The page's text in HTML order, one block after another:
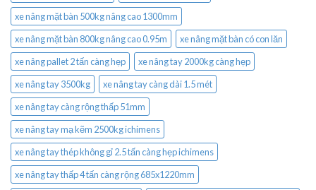
xe nâng mặt bàn 500kg nâng cao 1300mm
xe nâng mặt bàn 800kg nâng cao 0.95m
xe nâng mặt bàn có con lăn
xe nâng pallet 2 tấn càng hẹp
xe nâng tay 2000kg càng hẹp
xe nâng tay 3500kg
xe nâng tay càng dài 1.5 mét
xe nâng tay càng rộng thấp 51mm
xe nâng tay mạ kẽm 2500kg ichimens
xe nâng tay thép không gỉ 2.5 tấn càng hẹp ichimens
xe nâng tay thấp 4 tấn càng rộng 685x1220mm